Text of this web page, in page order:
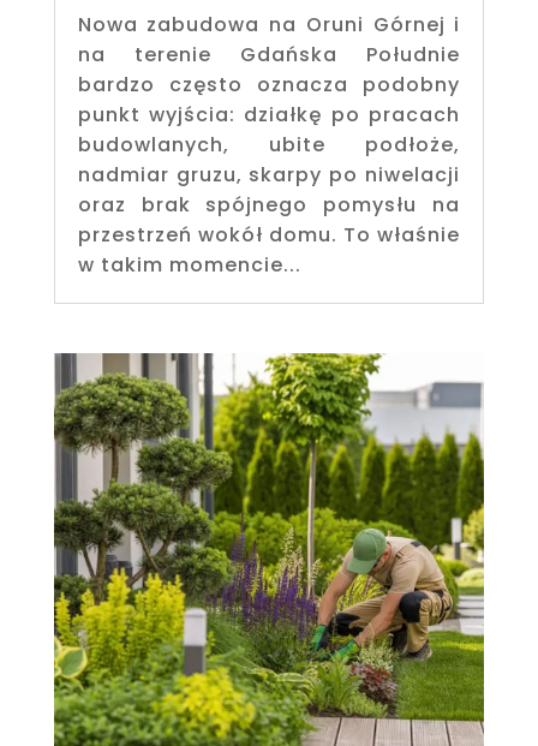
Nowa zabudowa na Oruni Górnej i
na terenie Gdańska Południe
bardzo często oznacza podobny
punkt wyjścia: działkę po pracach
budowlanych, ubite podłoże,
nadmiar gruzu, skarpy po niwelacji
oraz brak spójnego pomysłu na
przestrzeń wokół domu. To właśnie
w takim momencie...